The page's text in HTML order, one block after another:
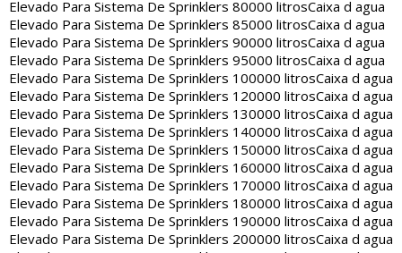
Elevado Para Sistema De Sprinklers 80000 litrosCaixa d agua
Elevado Para Sistema De Sprinklers 85000 litrosCaixa d agua
Elevado Para Sistema De Sprinklers 90000 litrosCaixa d agua
Elevado Para Sistema De Sprinklers 95000 litrosCaixa d agua
Elevado Para Sistema De Sprinklers 100000 litrosCaixa d agua
Elevado Para Sistema De Sprinklers 120000 litrosCaixa d agua
Elevado Para Sistema De Sprinklers 130000 litrosCaixa d agua
Elevado Para Sistema De Sprinklers 140000 litrosCaixa d agua
Elevado Para Sistema De Sprinklers 150000 litrosCaixa d agua
Elevado Para Sistema De Sprinklers 160000 litrosCaixa d agua
Elevado Para Sistema De Sprinklers 170000 litrosCaixa d agua
Elevado Para Sistema De Sprinklers 180000 litrosCaixa d agua
Elevado Para Sistema De Sprinklers 190000 litrosCaixa d agua
Elevado Para Sistema De Sprinklers 200000 litrosCaixa d agua